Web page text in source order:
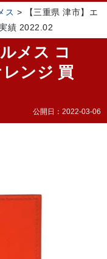
ス >
【三重県 津市】エ
績 2022.02
メス コ
ンジ 買
公開日： 2022-03-06